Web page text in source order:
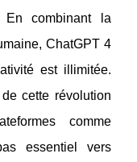
En combinant la
ChatGPT 4
est illimitée.
cette révolution
comme
essentiel vers